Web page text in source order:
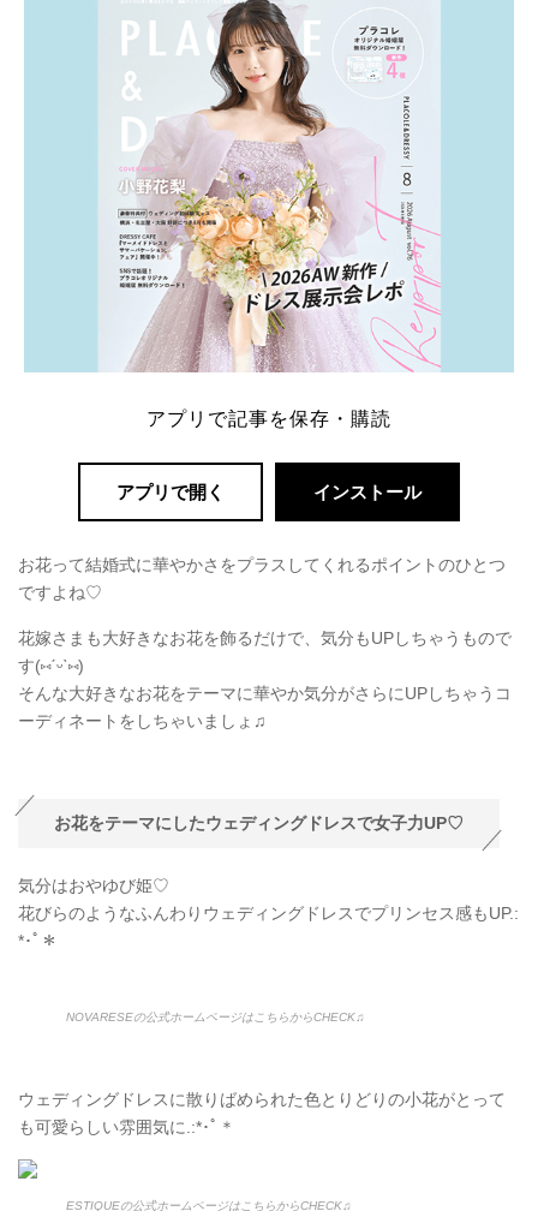
一番お得？」「プラコレの特典は？」といった疑問も
解決します。 まずは診断で候補を絞れる「ウェディ
ング診断」か、体験型 […]続きを読む
アプリで記事を保存・購読
アプリで開く インストール
お花って結婚式に華やかさをプラスしてくれるポイントのひとつ
ですよね♡
花嫁さまも大好きなお花を飾るだけで、気分もUPしちゃうもので
す(⑅ˊᵕˋ⑅)
そんな大好きなお花をテーマに華やか気分がさらにUPしちゃうコ
ーディネートをしちゃいましょ♫
お花をテーマにしたウェディングドレスで女子力UP♡
気分はおやゆび姫♡
花びらのようなふんわりウェディングドレスでプリンセス感もUP.:
*･ﾟ＊
NOVARESEの公式ホームページはこちらからCHECK♫
ウェディングドレスに散りばめられた色とりどりの小花がとって
も可愛らしい雰囲気に.:*･ﾟ＊
ESTIQUEの公式ホームページはこちらからCHECK♫